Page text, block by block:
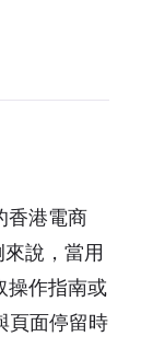
香港電商
說，當用
操作指南或
頁面停留時